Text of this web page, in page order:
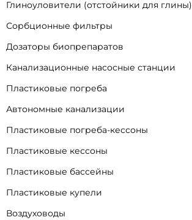
Глиноуловители (отстойники для глины)
Сорбционные фильтры
Дозаторы биопрепаратов
Канализационные насосные станции
Пластиковые погреба
Автономные канализации
Пластиковые погреба-кессоны
Пластиковые кессоны
Пластиковые бассейны
Пластиковые купели
Воздуховоды